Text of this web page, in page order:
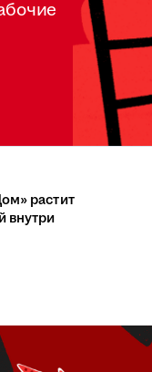
растит
внутри